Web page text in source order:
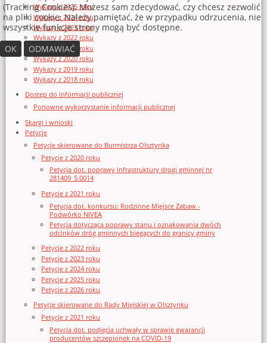
Wykazy z 2025 roku
Wykazy z 2024 roku
Wykazy z 2023 roku
Wykazy z 2022 roku
Wykazy z 2021 roku
Wykazy z 2020 roku
Wykazy z 2019 roku
Wykazy z 2018 roku
Dostęp do informacji publicznej
Ponowne wykorzystanie informacji publicznej
Skargi i wnioski
Petycje
Petycje skierowane do Burmistrza Olsztynka
Petycje z 2020 roku
Petycja dot. poprawy infrastruktury drogi gminnej nr
281409_5.0014
Petycje z 2021 roku
Petycja dot. konkursu: Rodzinne Miejsce Zabaw -
Podwórko NIVEA
Petycja dotycząca poprawy stanu i oznakowania dwóch
odcinków dróg gminnych biegących do granicy gminy
Petycje z 2022 roku
Petycje z 2023 roku
Petycje z 2024 roku
Petycje z 2025 roku
Petycje z 2026 roku
Petycje skierowane do Rady Miejskiej w Olsztynku
Petycje z 2021 roku
Petycja dot. podjęcia uchwały w sprawie gwarancji
producentów szczepionek na COVID-19
(Tracking Cookies). Możesz sam zdecydować, czy chcesz zezwolić
na pliki cookie. Należy pamiętać, że w przypadku odrzucenia, nie
wszystkie funkcje strony mogą być dostępne.
OK
ODMAWIAĆ